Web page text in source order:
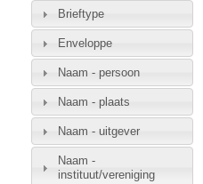
Brieftype
Enveloppe
Naam - persoon
Naam - plaats
Naam - uitgever
Naam -
instituut/vereniging